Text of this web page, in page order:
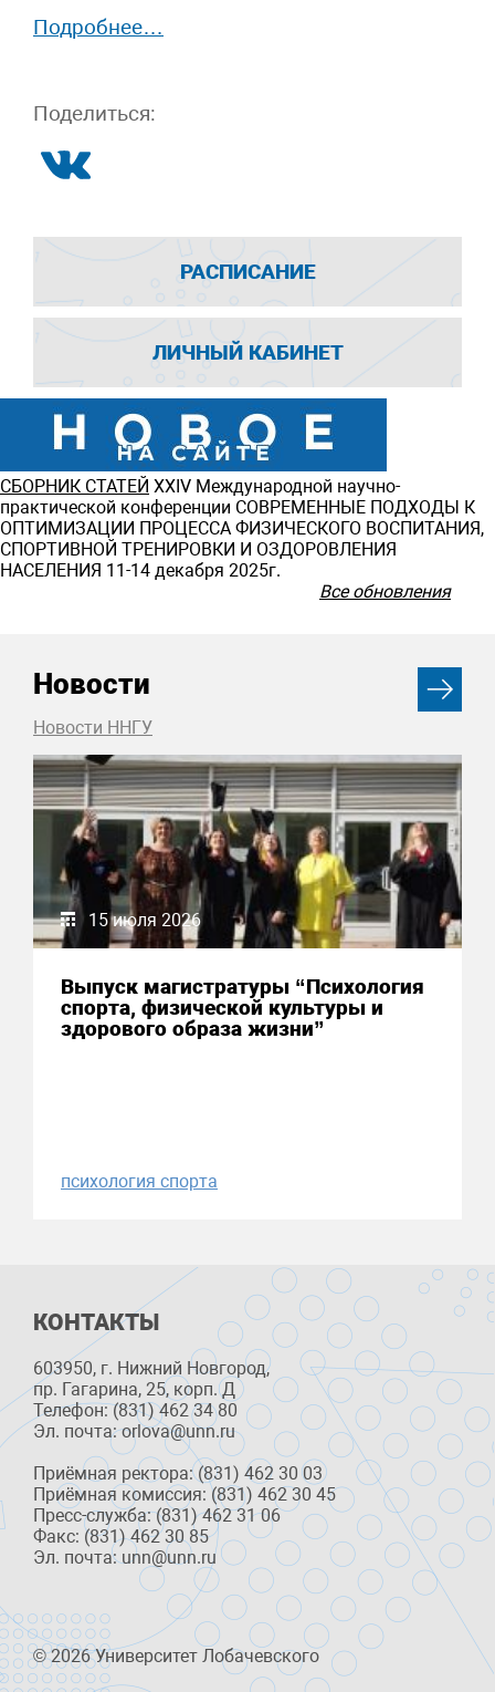
Подробнее…
Поделиться:
РАСПИСАНИЕ
ЛИЧНЫЙ КАБИНЕТ
СБОРНИК СТАТЕЙ ХXIV Международной научно-
практической конференции СОВРЕМЕННЫЕ ПОДХОДЫ К
ОПТИМИЗАЦИИ ПРОЦЕССА ФИЗИЧЕСКОГО ВОСПИТАНИЯ,
СПОРТИВНОЙ ТРЕНИРОВКИ И ОЗДОРОВЛЕНИЯ
НАСЕЛЕНИЯ 11-14 декабря 2025г.
Все обновления
Новости
Новости ННГУ
15 июля 2026
Выпуск магистратуры “Психология
спорта, физической культуры и
здорового образа жизни”
психология спорта
КОНТАКТЫ
603950, г. Нижний Новгород,
пр. Гагарина, 25, корп. Д
Телефон: (831) 462 34 80
Эл. почта: orlova@unn.ru
Приёмная ректора: (831) 462 30 03
Приёмная комиссия: (831) 462 30 45
Пресс-служба: (831) 462 31 06
Факс: (831) 462 30 85
Эл. почта: unn@unn.ru
© 2026 Университет Лобачевского